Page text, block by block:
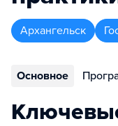
Архангельск
Основное